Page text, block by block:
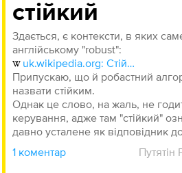
стійкий
Здається, є контексти, в яких
англійському "robust":
uk.wikipedia.org: Стійкість систем
Припускаю, що й робастний
назвати стійким.
Однак це слово, на жаль, не
керування, адже там "стійкий"
давно усталене як відповідник
1 коментар
Путятін